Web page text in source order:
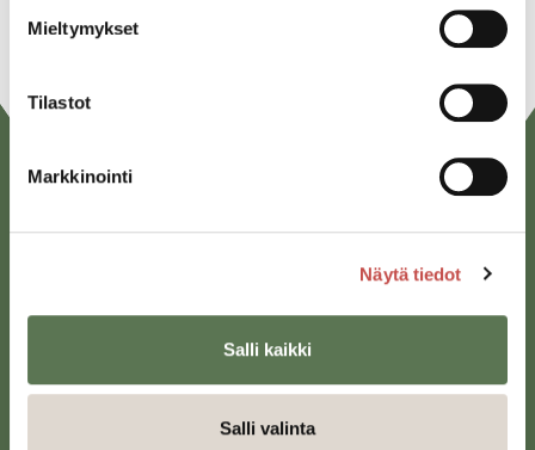
Mieltymykset
Tilastot
Markkinointi
Näytä tiedot
Salli kaikki
Salli valinta
Sivulantie 11, PL 13